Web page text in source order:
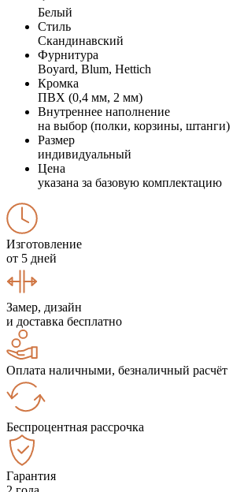
Белый
Стиль
Скандинавский
Фурнитура
Boyard, Blum, Hettich
Кромка
ПВХ (0,4 мм, 2 мм)
Внутреннее наполнение
на выбор (полки, корзины, штанги)
Размер
индивидуальный
Цена
указана за базовую комплектацию
Изготовление
от 5 дней
Замер, дизайн
и доставка бесплатно
Оплата наличными, безналичный расчёт
Беспроцентная рассрочка
Гарантия